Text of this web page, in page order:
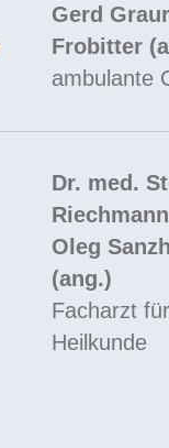
Gerd
Frobitter
ambulante
Dr. med.
Riechmann
Oleg
(ang.)
Facharzt
Heilkunde